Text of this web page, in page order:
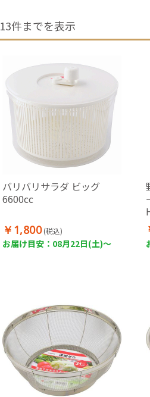
13件までを表示
バリバリサラダ ビッグ
6600cc
￥1,800 (税込)
お届け目安：08月22日(土)～